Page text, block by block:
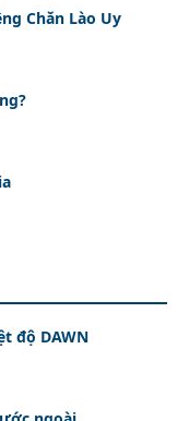
Chăn Lào Uy
độ DAWN